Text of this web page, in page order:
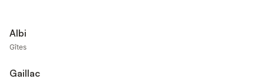
Albi
Gîtes
Gaillac